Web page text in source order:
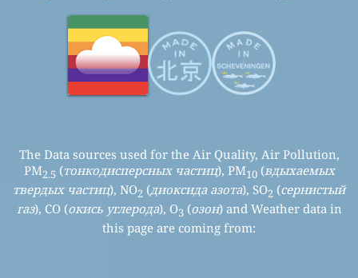
The Data sources used for the Air Quality, Air Pollution,
PM2.5 (тонкодисперсных частиц), PM10(вдыхаемых
твердых частиц), NO2 (диоксида азота), SO2 (сернистый
газ), CO (окись углерода), O3 (озон) and Weather data in
this page are coming from: